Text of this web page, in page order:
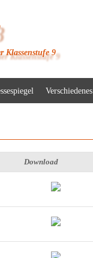
Klassenstufe 9
Verschiedenes
Download